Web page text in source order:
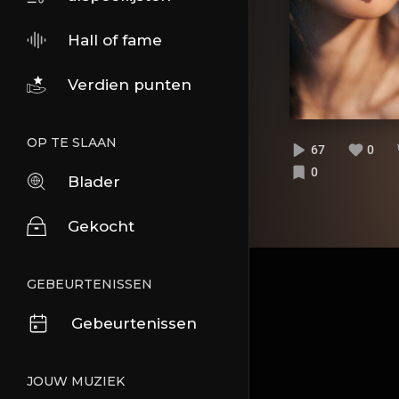
Hall of fame
Verdien punten
OP TE SLAAN
Blader
Gekocht
GEBEURTENISSEN
Gebeurtenissen
JOUW MUZIEK
67
0
0